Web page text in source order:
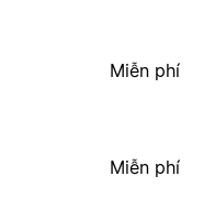
Miễn phí
Miễn phí